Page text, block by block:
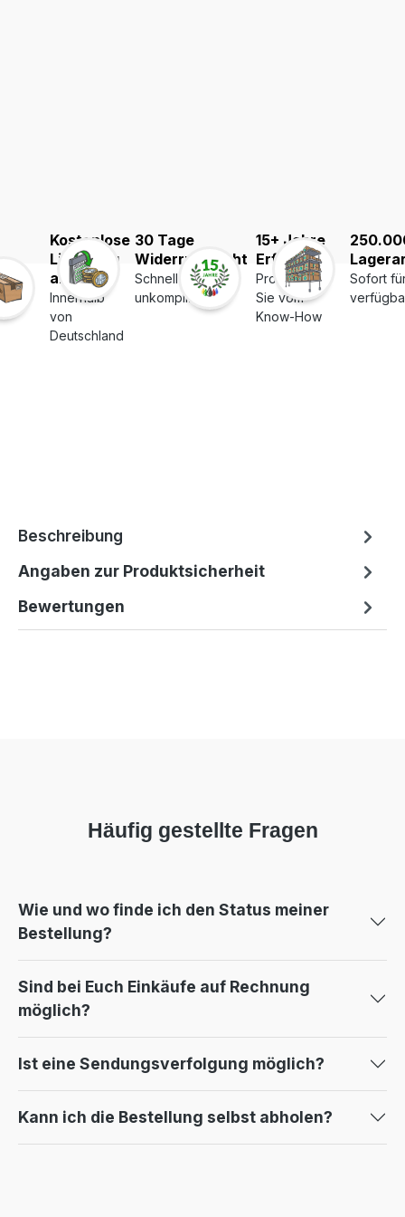
Kostenlose
Lieferung
ab 39€
Innerhalb
von
Deutschland
30 Tage
Widerrufsrecht
Schnell und
unkompliziert
15+ Jahre
Erfahrung
Profitieren
Sie vom
Know-How
Sofort
Beschreibung
Angaben zur Produktsicherheit
Bewertungen
Häufig gestellte Fragen
Wie und wo finde ich den Status meiner
Bestellung?
Sind bei Euch Einkäufe auf Rechnung
möglich?
Ist eine Sendungsverfolgung möglich?
Kann ich die Bestellung selbst abholen?